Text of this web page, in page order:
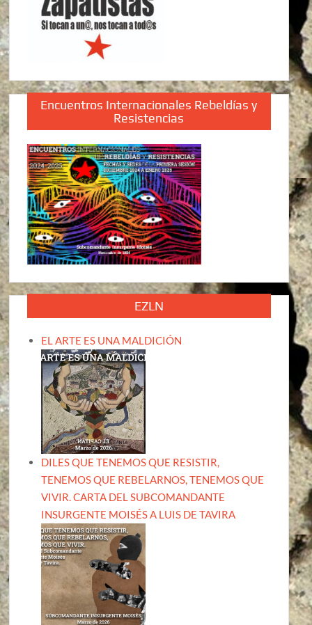
Encuentros Internacionales Rebeldías y
Resistencias
EZLN
EL ARTE ES UNA MALDICIÓN
DILES QUE TENEMOS QUE RESISTIR,
TENEMOS QUE REBELARNOS, TENEMOS QUE
VIVIR. CARTA DEL SUBCOMANDANTE
INSURGENTE MOISÉS A LUIS DE TAVIRA